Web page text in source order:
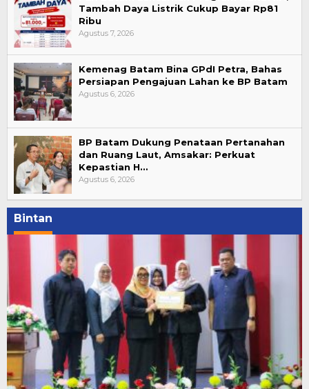
Tambah Daya Listrik Cukup Bayar Rp81
Ribu
Agustus 7, 2026
Kemenag Batam Bina GPdI Petra, Bahas
Persiapan Pengajuan Lahan ke BP Batam
Agustus 6, 2026
BP Batam Dukung Penataan Pertanahan
dan Ruang Laut, Amsakar: Perkuat
Kepastian H…
Agustus 6, 2026
Bintan